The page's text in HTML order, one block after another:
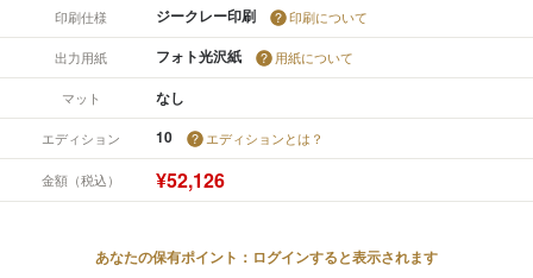
印刷仕様 ジークレー印刷 印刷について
出力用紙 フォト光沢紙 用紙について
マット なし
エディション 10 エディションとは？
金額（税込） ¥52,126
あなたの保有ポイント：ログインすると表示されます